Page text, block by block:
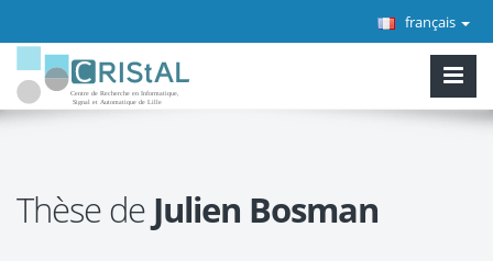
français
Thèse de Julien Bosman